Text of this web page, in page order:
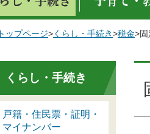
トップページ> くらし・手続き >税金>固
くらし・手続き
戸籍・住民票・証明・
マイナンバー